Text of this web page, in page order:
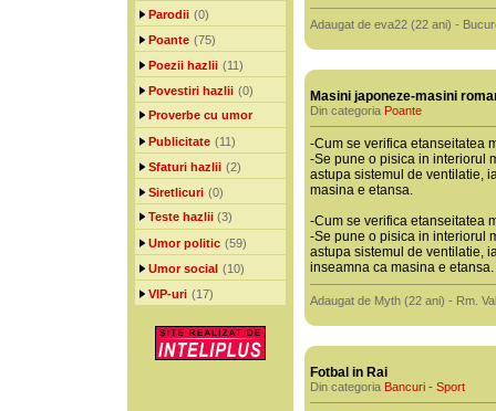
Parodii (0)
Poante (75)
Poezii hazlii (11)
Povestiri hazlii (0)
Proverbe cu umor
Publicitate (11)
Sfaturi hazlii (2)
Siretlicuri (0)
Teste hazlii (3)
Umor politic (59)
Umor social (10)
VIP-uri (17)
Adaugat de eva22 (22 ani) -
Masini japoneze-masini
Din categoria Poante
-Cum se verifica etanseitatea
-Se pune o pisica in interiorul
astupa sistemul de ventilatie,
masina e etansa.
-Cum se verifica etanseitatea
-Se pune o pisica in interiorul
astupa sistemul de ventilatie,
inseamna ca masina e etansa.
Adaugat de Myth (22 ani) - Rm.
Fotbal in Rai
Din categoria Bancuri - Sport